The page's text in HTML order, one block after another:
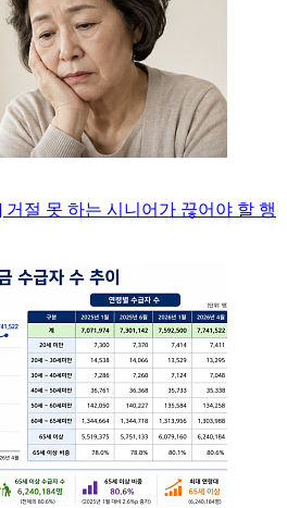
거절 못 하는 시니어가 끊어야 할 행